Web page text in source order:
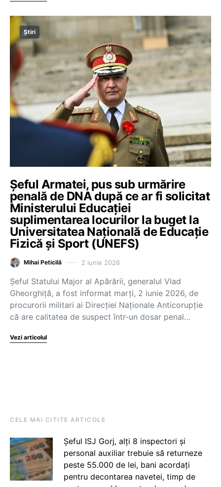
Știri
Șeful Armatei, pus sub urmărire
penală de DNA după ce ar fi solicitat
Ministerului Educației
suplimentarea locurilor la buget la
Universitatea Națională de Educație
Fizică și Sport (UNEFS)
Mihai Peticilă 2 iunie 2026
Șeful Statului Major al Apărării, generalul Vlad
Gheorghiță, a fost informat marți, 2 iunie 2026, de
procurorii militari ai Direcției Naționale Anticorupție
că are calitatea de suspect într-un dosar penal…
Vezi articolul
CELE MAI CITITE ARTICOLE
Șeful ISJ Gorj, alți 8 inspectori și
personal auxiliar trebuie să returneze
peste 55.000 de lei, bani acordați
pentru decontarea navetei, timp de